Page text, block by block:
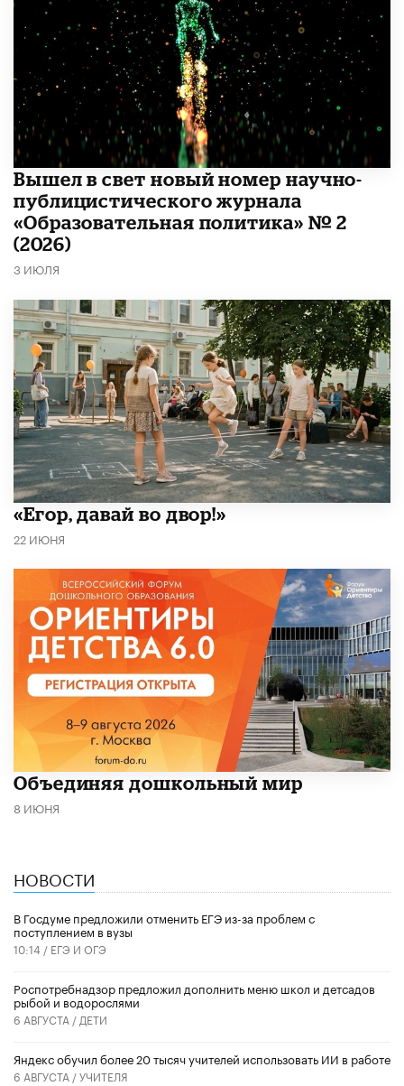
Вышел в свет новый номер научно-
публицистического журнала
«Образовательная политика» № 2
(2026)
3 ИЮЛЯ
«Егор, давай во двор!»
22 ИЮНЯ
​Объединяя дошкольный мир
8 ИЮНЯ
НОВОСТИ
В Госдуме предложили отменить ЕГЭ из-за проблем с
поступлением в вузы
10:14 / ЕГЭ И ОГЭ
Роспотребнадзор предложил дополнить меню школ и детсадов
рыбой и водорослями
6 АВГУСТА / ДЕТИ
​Яндекс обучил более 20 тысяч учителей использовать ИИ в работе
6 АВГУСТА /УЧИТЕЛЯ